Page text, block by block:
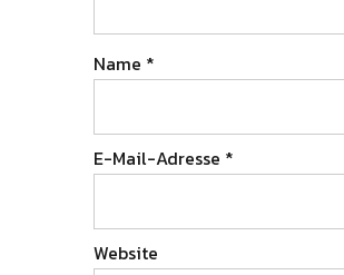
Name *
E-Mail-Adresse *
Website